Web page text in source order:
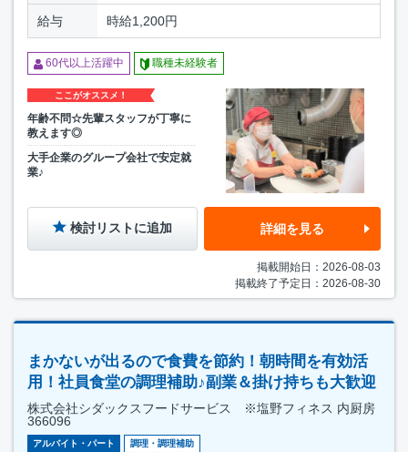
給与 時給1,200円
60代以上活躍中 職種未経験者
ここがオススメ！
年齢不問☆先輩スタッフが丁寧に
教えます◎
大手企業のグループ会社で安定就
業♪
検討リストに追加 詳細を見る
掲載開始日：2026-08-03
掲載終了予定日：2026-08-30
まかないが出るので食費を節約！朝時間を有効活
用！社員食堂の調理補助♪副業＆掛け持ちも大歓迎
株式会社シダックスフードサービス ※塩野フィネス 内厨房
366096
アルバイト・パート 調理・調理補助